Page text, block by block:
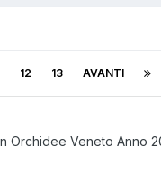
12 13 AVANTI
Orchidee Veneto Anno